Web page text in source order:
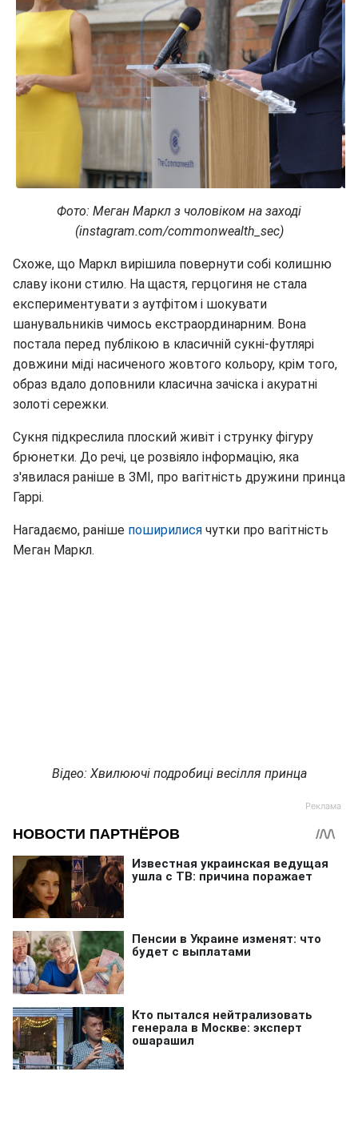
Фото: Меган Маркл з чоловіком на заході
(instagram.com/commonwealth_sec)
Схоже, що Маркл вирішила повернути собі колишню
славу ікони стилю. На щастя, герцогиня не стала
експериментувати з аутфітом і шокувати
шанувальників чимось екстраординарним. Вона
постала перед публікою в класичній сукні-футлярі
довжини міді насиченого жовтого кольору, крім того,
образ вдало доповнили класична зачіска і акуратні
золоті сережки.
Сукня підкреслила плоский живіт і струнку фігуру
брюнетки. До речі, це розвіяло інформацію, яка
з'явилася раніше в ЗМІ, про вагітність дружини принца
Гаррі.
Нагадаємо, раніше поширилися чутки про вагітність
Меган Маркл.
Відео: Хвилюючі подробиці весілля принца